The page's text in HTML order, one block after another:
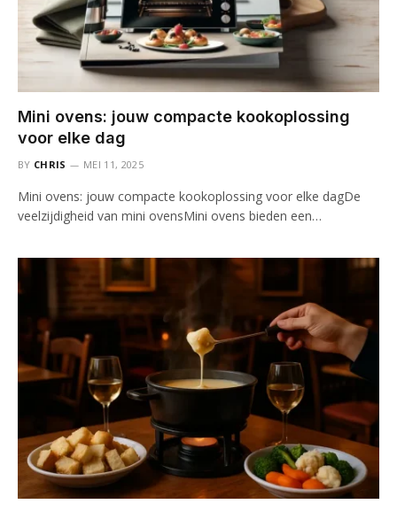
Mini ovens: jouw compacte kookoplossing
voor elke dag
BY CHRIS MEI 11, 2025
Mini ovens: jouw compacte kookoplossing voor elke dagDe
veelzijdigheid van mini ovensMini ovens bieden een…